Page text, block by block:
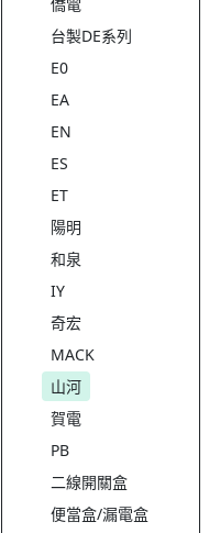
台製DE系列
E0
EA
EN
ES
ET
陽明
和泉
IY
奇宏
MACK
山河
賀電
PB
二線開關盒
便當盒/漏電盒